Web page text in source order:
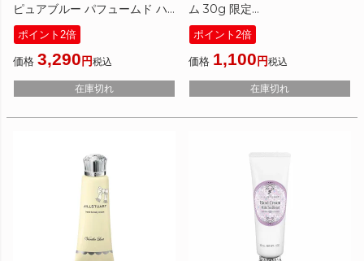
ピュアブルー パフュームド ハ
ンド エッセンス 40g 限定
[ ハンドクリーム ] 2026夏
ポイント2倍
価格 3,290 税込
在庫切れ
ム 30g 限定
[ ハンドクリーム ]
ポイント2倍
価格 1,100 税込
在庫切れ